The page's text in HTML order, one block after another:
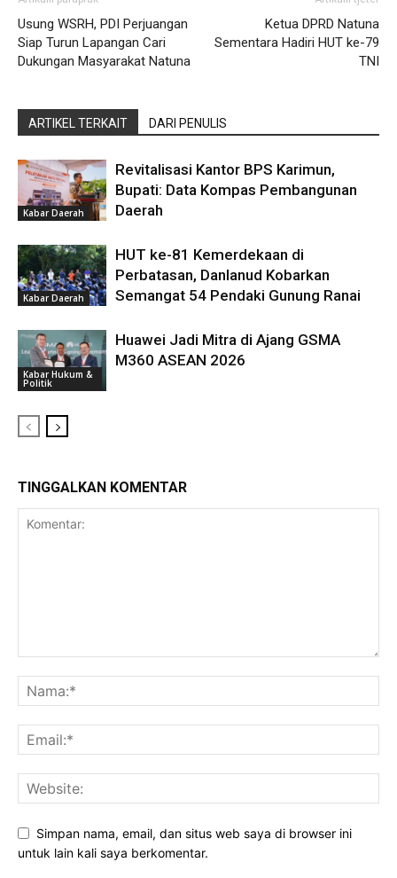
Usung WSRH, PDI Perjuangan
Siap Turun Lapangan Cari
Dukungan Masyarakat Natuna
Ketua DPRD Natuna
Sementara Hadiri HUT ke-79
TNI
ARTIKEL TERKAIT DARI PENULIS
Kabar Daerah
Revitalisasi Kantor BPS Karimun,
Bupati: Data Kompas Pembangunan
Daerah
Kabar Daerah
HUT ke-81 Kemerdekaan di
Perbatasan, Danlanud Kobarkan
Semangat 54 Pendaki Gunung Ranai
Kabar Hukum &
Politik
Huawei Jadi Mitra di Ajang GSMA
M360 ASEAN 2026
TINGGALKAN KOMENTAR
Simpan nama, email, dan situs web saya di browser ini
untuk lain kali saya berkomentar.